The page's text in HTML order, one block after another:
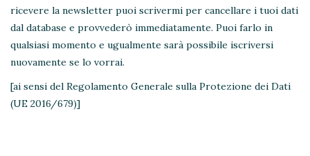
ricevere la newsletter puoi scrivermi per cancellare i tuoi dati
dal database e provvederò immediatamente. Puoi farlo in
qualsiasi momento e ugualmente sarà possibile iscriversi
nuovamente se lo vorrai.
[ai sensi del Regolamento Generale sulla Protezione dei Dati
(UE 2016/679)]